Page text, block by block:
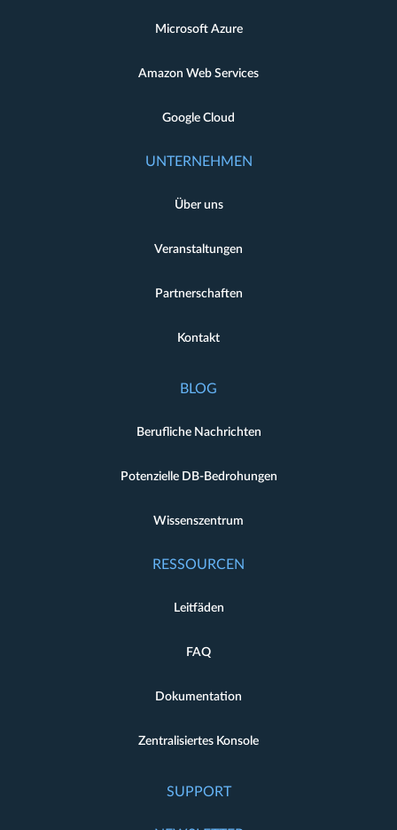
Microsoft Azure
Amazon Web Services
Google Cloud
UNTERNEHMEN
Über uns
Veranstaltungen
Partnerschaften
Kontakt
BLOG
Berufliche Nachrichten
Potenzielle DB-Bedrohungen
Wissenszentrum
RESSOURCEN
Leitfäden
FAQ
Dokumentation
Zentralisiertes Konsole
SUPPORT